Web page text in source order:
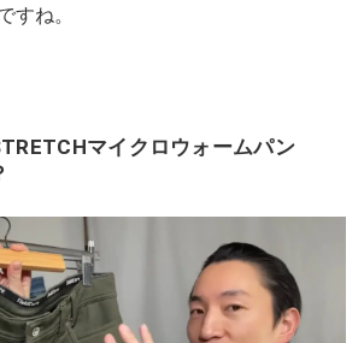
すね。
マイクロウォームパン